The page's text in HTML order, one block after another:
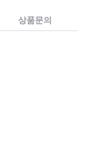
상품문의